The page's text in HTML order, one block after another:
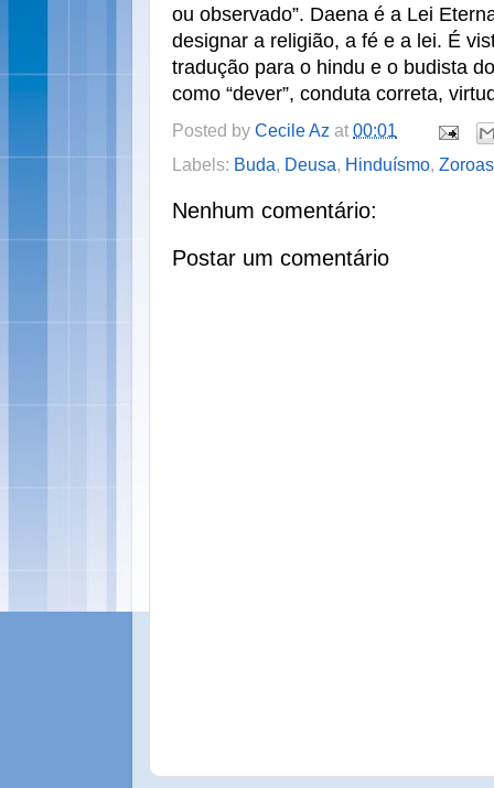
ou observado”. Daena é a Lei
designar a religião, a fé e a lei. É
tradução para o hindu e o budista
como “dever”, conduta correta,
Posted by Cecile Az at 00:01
Labels: Buda, Deusa, Hinduísmo,
Nenhum comentário:
Postar um comentário